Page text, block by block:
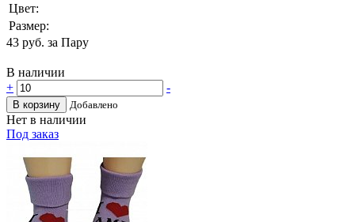
Цвет:
Размер:
43 руб. за Пару
В наличии
+
-
В корзину Добавлено
Нет в наличии
Под заказ